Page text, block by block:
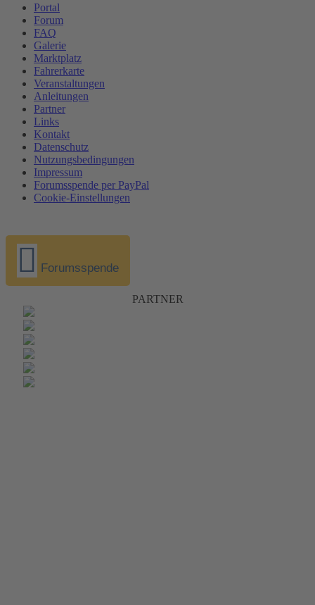
Portal
Forum
FAQ
Galerie
Marktplatz
Fahrerkarte
Veranstaltungen
Anleitungen
Partner
Links
Kontakt
Datenschutz
Nutzungsbedingungen
Impressum
Forumsspende per PayPal
Cookie-Einstellungen
Forumsspende
PARTNER